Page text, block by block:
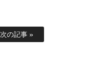
次の記事 »